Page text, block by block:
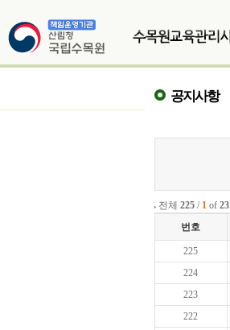
공지사항
전체 225 / 1 of 23
번호
225
224
223
222